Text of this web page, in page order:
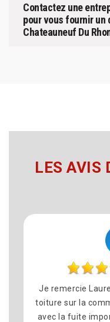
Contactez une
pour vous fournir un
Chateauneuf Du
LES AVIS
Fuite toiture
pour les reparation de
de aubenas (
que plusieurs